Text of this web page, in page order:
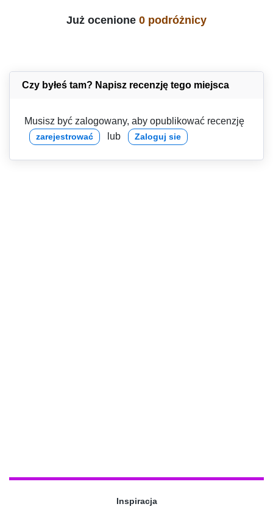
Już ocenione 0 podróżnicy
Czy byłeś tam? Napisz recenzję tego miejsca
Musisz być zalogowany, aby opublikować recenzję
zarejestrować lub Zaloguj sie
Inspiracja